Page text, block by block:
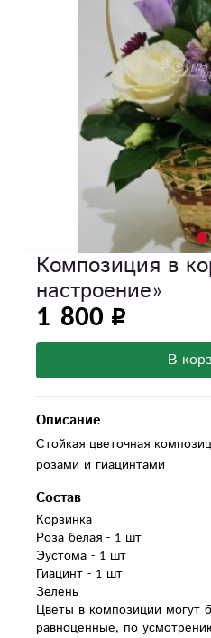
Композиция в
настроение»
1 800
В
Описание
Стойкая цветочная
розами и гиацинтами
Состав
Корзинка
Роза белая - 1 шт
Эустома - 1 шт
Гиацинт - 1 шт
Зелень
Цветы в композиции могут
равноценные, по